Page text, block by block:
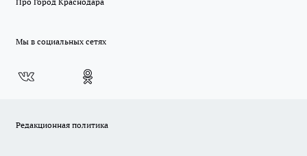
Мы в социальных сетях
Редакционная политика